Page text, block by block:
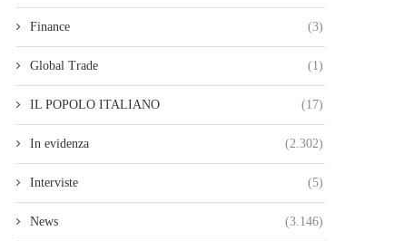
Finance (3)
Global Trade (1)
IL POPOLO ITALIANO (17)
In evidenza (2.302)
Interviste (5)
News (3.146)